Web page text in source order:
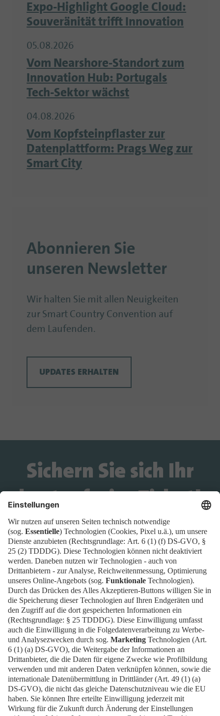
Expo-Highlight Google Cloud:
Souveränität trifft Innovation
05.08.2026
Vom Nearshore-Standort zum
Innovation Hub: Portugals
Tech-Sektor wächst
04.08.2026
Vom Kopfsteinpflaster zur
Datenplattform: Prags Weg zur
Smart City
Abonnieren Sie
unseren Newsletter
Wir halten Sie mit allen Neuigkeiten
zur Smart Country Convention auf
dem Laufenden.
UPDATES ERHALTEN
Sichern Sie sich Ihr
kostenfreies Ticket!
Wird das Ticket-Widget nicht angezeigt? Dann
buchen Sie Ihr Ticket direkt überdiesen Link!
TicketsNewsblog
KontaktFAQDownloadsNewsletterImpressum
DatenschutzCookies
Erklärung zur BarrierefreiheitBarrierefrei